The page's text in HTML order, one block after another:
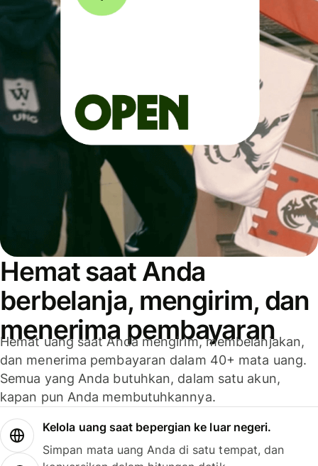
Hemat saat Anda
berbelanja, mengirim, dan
menerima pembayaran
Hemat uang saat Anda mengirim, membelanjakan,
dan menerima pembayaran dalam 40+ mata uang.
Semua yang Anda butuhkan, dalam satu akun,
kapan pun Anda membutuhkannya.
Kelola uang saat bepergian ke luar negeri.
Simpan mata uang Anda di satu tempat, dan